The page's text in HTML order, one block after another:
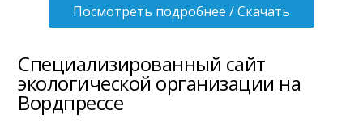
Посмотреть подробнее / Скачать
Специализированный сайт
экологической организации на
Вордпрессе